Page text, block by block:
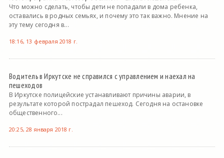
Что можно сделать, чтобы дети не попадали в дома ребенка,
оставались в родных семьях, и почему это так важно. Мнение на
эту тему сегодня в...
18:16, 13 февраля 2018 г.
Водитель в Иркутске не справился с управлением и наехал на
пешеходов
В Иркутске полицейские устанавливают причины аварии, в
результате которой пострадал пешеход. Сегодня на остановке
общественного...
20:25, 28 января 2018 г.